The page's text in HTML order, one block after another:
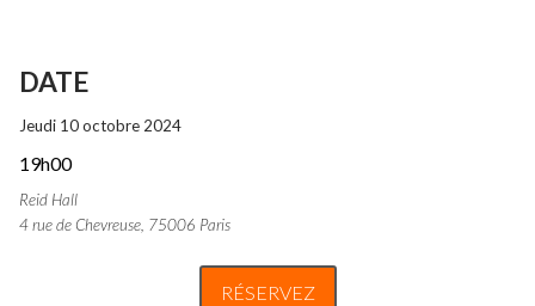
DATE
Jeudi 10 octobre 2024
19h00
Reid Hall
4 rue de Chevreuse, 75006 Paris
RÉSERVEZ